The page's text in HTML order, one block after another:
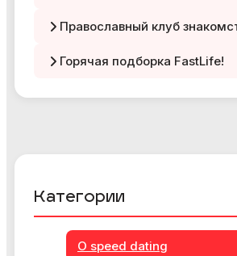
Категории
О speed dating
Православный клуб
Горячая подборка FastLife!